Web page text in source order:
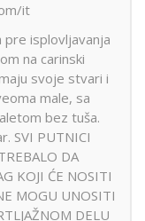
it
pre isplovljavanja
na carinski
svoje stvari i
male, sa
bez tuša.
SVI PUTNICI
DA
KOJI ĆE NOSITI
MOGU UNOSITI
DELU